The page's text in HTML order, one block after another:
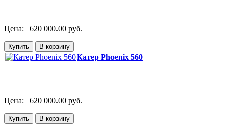
Цена: 620 000.00 руб.
Катер Phoenix 560
Цена: 620 000.00 руб.